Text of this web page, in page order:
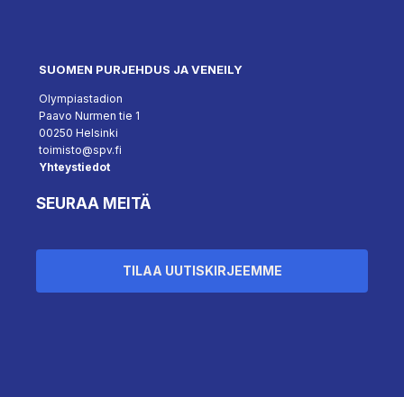
SUOMEN PURJEHDUS JA VENEILY
Olympiastadion
Paavo Nurmen tie 1
00250 Helsinki
toimisto@spv.fi
Yhteystiedot
SEURAA MEITÄ
TILAA UUTISKIRJEEMME